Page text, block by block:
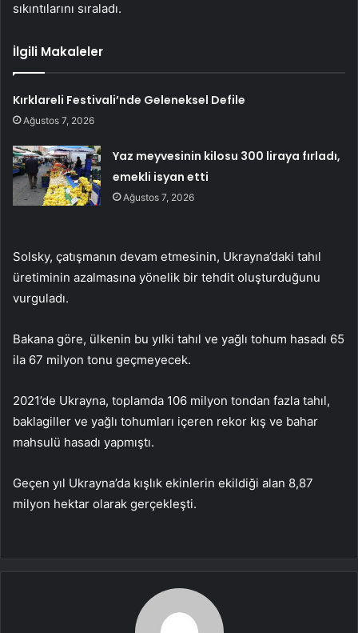
sıkıntılarını sıraladı.
İlgili Makaleler
Kırklareli Festivali’nde Geleneksel Defile
Ağustos 7, 2026
Yaz meyvesinin kilosu 300 liraya fırladı,
emekli isyan etti
Ağustos 7, 2026
Solsky, çatışmanın devam etmesinin, Ukrayna’daki tahıl
üretiminin azalmasına yönelik bir tehdit oluşturduğunu
vurguladı.
Bakana göre, ülkenin bu yılki tahıl ve yağlı tohum hasadı 65
ila 67 milyon tonu geçmeyecek.
2021’de Ukrayna, toplamda 106 milyon tondan fazla tahıl,
baklagiller ve yağlı tohumları içeren rekor kış ve bahar
mahsulü hasadı yapmıştı.
Geçen yıl Ukrayna’da kışlık ekinlerin ekildiği alan 8,87
milyon hektar olarak gerçekleşti.